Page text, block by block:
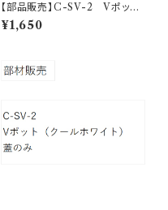
【部品販売】C-SV-2 Vポッ
ト フタ（新カモミール）
¥1,650